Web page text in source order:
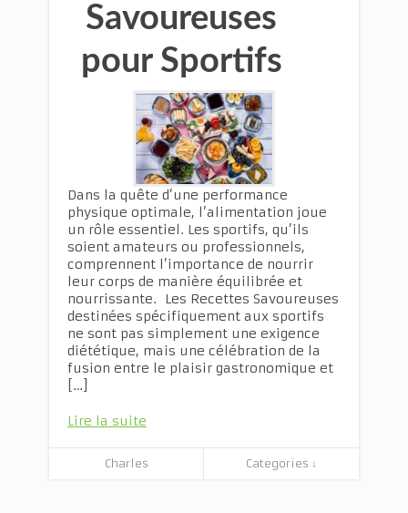
Savoureuses
pour Sportifs
Dans la quête d’une performance
physique optimale, l’alimentation joue
un rôle essentiel. Les sportifs, qu’ils
soient amateurs ou professionnels,
comprennent l’importance de nourrir
leur corps de manière équilibrée et
nourrissante. Les Recettes Savoureuses
destinées spécifiquement aux sportifs
ne sont pas simplement une exigence
diététique, mais une célébration de la
fusion entre le plaisir gastronomique et
[…]
Lire la suite
Charles Categories ↓